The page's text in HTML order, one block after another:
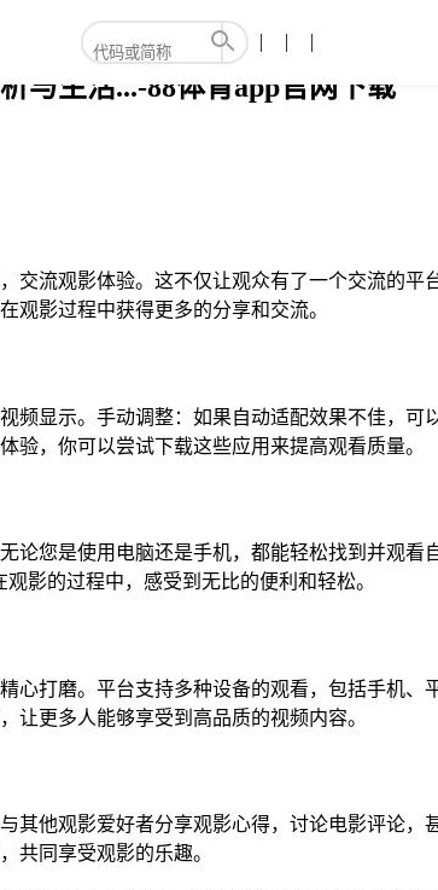
与生活...-88体育app官网下载
流观影体验。这不仅让观众有了一个交流的
观影过程中获得更多的分享和交流。
显示。手动调整：如果自动适配效果不佳，
，你可以尝试下载这些应用来提高观看质量。
您是使用电脑还是手机，都能轻松找到并观看
影的过程中，感受到无比的便利和轻松。
打磨。平台支持多种设备的观看，包括手机、
让更多人能够享受到高品质的视频内容。
他观影爱好者分享观影心得，讨论电影评论，
共同享受观影的乐趣。